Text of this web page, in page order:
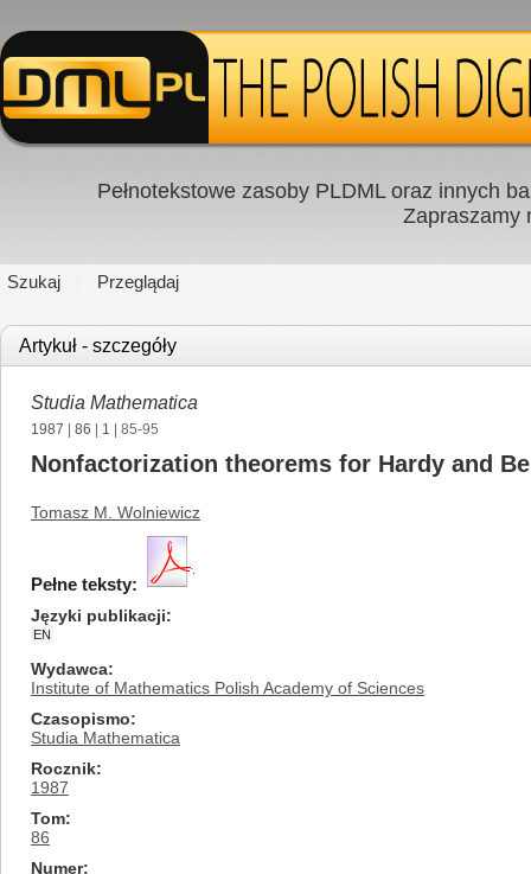
Pełnotekstowe zasoby PLDML oraz innych
Zapraszamy
Szukaj Przeglądaj
Artykuł - szczegóły
Studia Mathematica
1987 86 1 | 85-95
Nonfactorization theorems for Hardy and
Tomasz M. Wolniewicz
Pełne teksty:
Języki publikacji
EN
Wydawca
Institute of Mathematics Polish Academy of Sciences
Czasopismo
Studia Mathematica
Rocznik
1987
Tom
86
Numer